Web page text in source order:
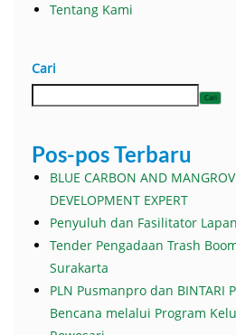
Tentang Kami
Cari
Cari
Pos-pos Terbaru
BLUE CARBON AND
DEVELOPMENT EXPERT
Penyuluh dan Fasilitator
Tender Pengadaan Trash
Surakarta
PLN Pusmanpro dan BINTARI
Bencana melalui Program